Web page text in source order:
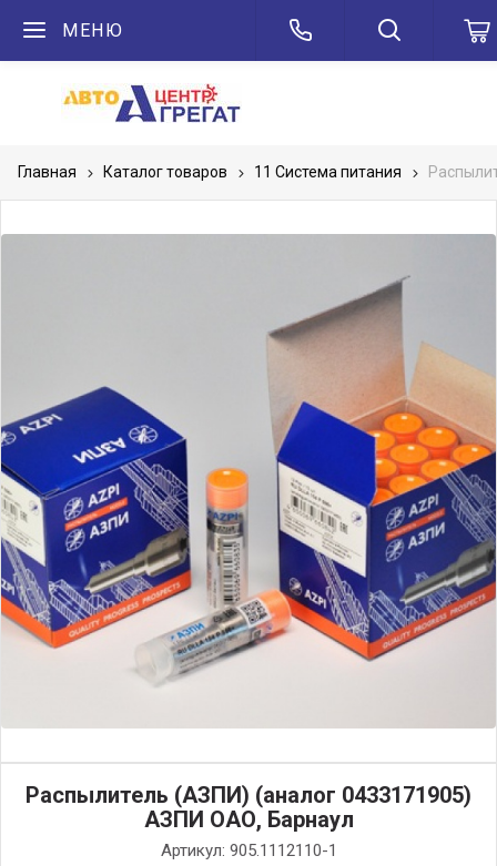
МЕНЮ
Главная Каталог товаров 11 Система питания
Распылитель (АЗПИ) (аналог 0433171905)
АЗПИ ОАО, Барнаул
Артикул: 905.1112110-1